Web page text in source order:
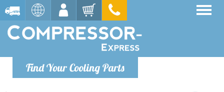
Find Your Cooling Parts